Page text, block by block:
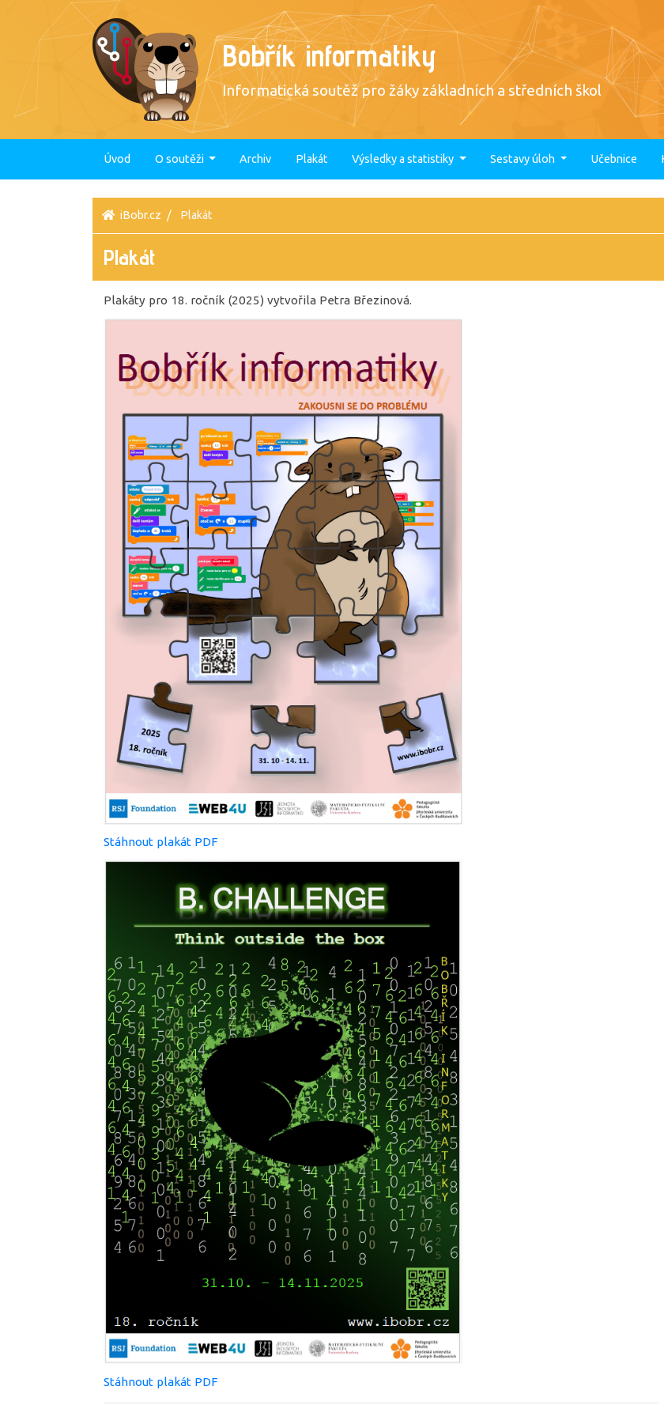
Bobřík informatiky
Informatická soutěž pro žáky základních a středních škol
Úvod O soutěži Archiv Plakát Výsledky a statistiky Sestavy úloh Učebnice
iBobr.cz Plakát
Plakát
Plakáty pro 18. ročník (2025) vytvořila Petra Březinová.
Stáhnout plakát PDF
Stáhnout plakát PDF